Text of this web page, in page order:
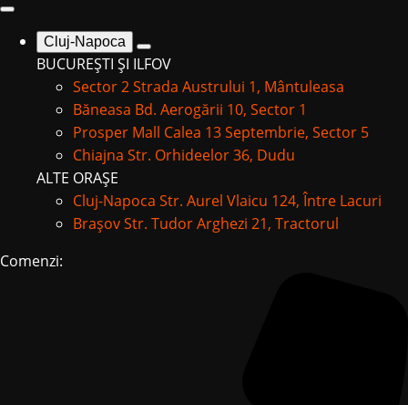
Cluj-Napoca
BUCUREȘTI ȘI ILFOV
Sector 2Strada Austrului 1, Mântuleasa
Băneasa Bd. Aerogării 10, Sector 1
Prosper Mall Calea 13 Septembrie, Sector 5
Chiajna Str. Orhideelor 36, Dudu
ALTE ORAȘE
Cluj-Napoca Str. Aurel Vlaicu 124, Între Lacuri
BrașovStr. Tudor Arghezi 21, Tractorul
Comenzi: